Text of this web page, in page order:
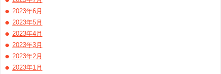
2023年6月
2023年5月
2023年4月
2023年3月
2023年2月
2023年1月